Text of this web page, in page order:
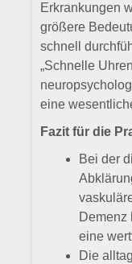
Erkrankungen
größere
schnell
„Schnelle
eine
Fazit für die
Bei der
Demenz
eine
Die